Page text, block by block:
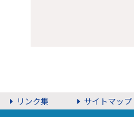
リンク集 サイトマップ